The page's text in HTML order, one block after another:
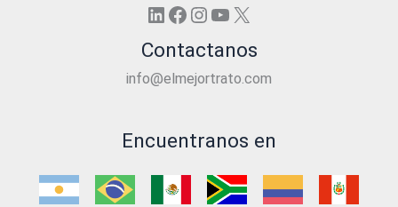
LinkedIn
Facebook
Instagram
YouTube
X
Contactanos
info@elmejortrato.com
Encuentranos en